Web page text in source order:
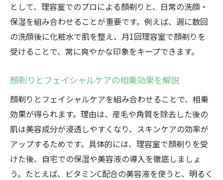
として、理容室でのプロによる顏剃りと、日常の洗顔・
保湿を組み合わせることが重要です。例えば、週に数回
の洗顔後に化粧水で肌を整え、月1回理容室で顏剃りを
受けることで、常に爽やかな印象をキープできます。
顏剃りとフェイシャルケアの相乗効果を解説
顏剃りとフェイシャルケアを組み合わせることで、相乗
効果が得られます。理由は、産毛や角質を除去した後の
肌は美容成分が浸透しやすくなり、スキンケアの効率が
アップするためです。具体的には、理容室で顏剃りを受
けた後、自宅での保湿や美容液の導入を徹底しましょ
う。たとえば、ビタミンC配合の美容液を使うと、明るく